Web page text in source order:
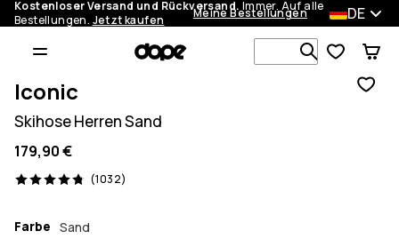
Kostenloser Versand und Rückversand. Immer. Auf alle
Bestellungen. Jetzt kaufen Meine Bestellungen DE
Iconic
Skihose Herren Sand
179,90 €
(1032)
1032 Reviews, 4.8/5
Farbe Sand